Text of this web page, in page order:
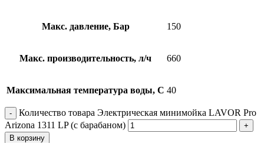
Макс. давление, Бар 150
Макс. производительность, л/ч 660
Максимальная температура воды, С 40
Количество товара Электрическая минимойка LAVOR Pro
Arizona 1311 LP (с барабаном)
В корзину